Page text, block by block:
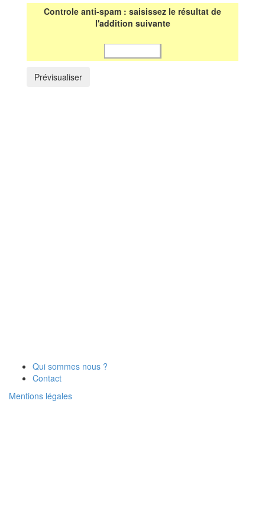
Controle anti-spam : saisissez le résultat de
l'addition suivante
Qui sommes nous ?
Contact
Mentions légales